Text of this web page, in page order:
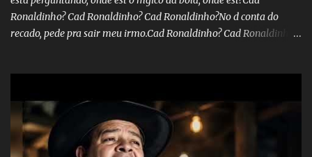
Ronaldinho? Cad Ronaldinho? Cad Ronaldinho?No d conta do
recado, pede pra sair meu irmo.Cad Ronaldinho? Cad Ronaldinho?